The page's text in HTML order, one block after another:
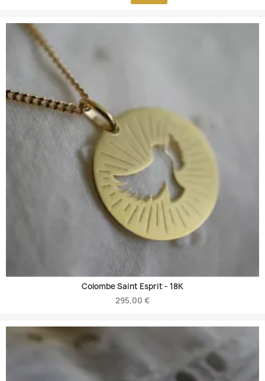
Colombe Saint Esprit - 18K
295,00 €